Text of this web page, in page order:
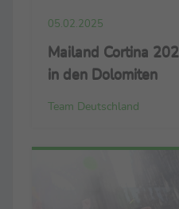
05.02.2025
Mailand Cortina
in den Dolomiten
Team Deutschland